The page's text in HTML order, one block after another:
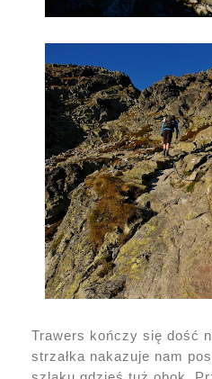
Trawers kończy się dość
strzałka nakazuje nam